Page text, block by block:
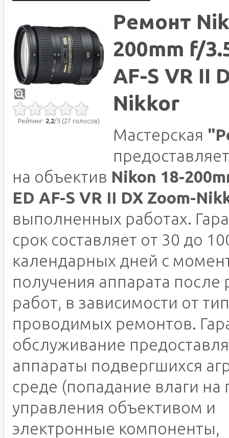
Рейтинг: 2.2/5 (27 голосов)
Ремонт
200mm f/
AF-S VR II
Nikkor
Мастерская
на объектив Nikon 18-
ED AF-S VR II DX Zoom-
выполненных работах.
срок составляет от 30 до
календарных дней с
получения аппарата
работ, в зависимости от
проводимых ремонтов.
обслуживание
аппараты подвергшихся
среде (попадание влаги на
управления объективом и
электронные компоненты,